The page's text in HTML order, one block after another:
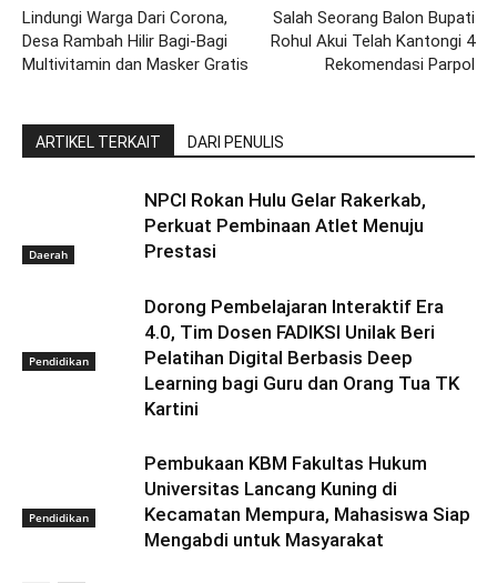
Lindungi Warga Dari Corona,
Desa Rambah Hilir Bagi-Bagi
Multivitamin dan Masker Gratis
Salah Seorang Balon Bupati
Rohul Akui Telah Kantongi 4
Rekomendasi Parpol
ARTIKEL TERKAIT DARI PENULIS
Daerah
NPCI Rokan Hulu Gelar Rakerkab,
Perkuat Pembinaan Atlet Menuju
Prestasi
Pendidikan
Dorong Pembelajaran Interaktif Era
4.0, Tim Dosen FADIKSI Unilak Beri
Pelatihan Digital Berbasis Deep
Learning bagi Guru dan Orang Tua TK
Kartini
Pendidikan
Pembukaan KBM Fakultas Hukum
Universitas Lancang Kuning di
Kecamatan Mempura, Mahasiswa Siap
Mengabdi untuk Masyarakat